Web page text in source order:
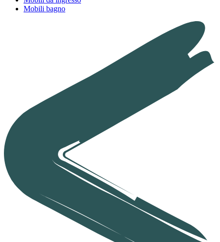
Mobili bagno